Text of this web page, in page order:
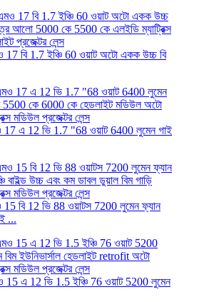
17 বি 1.7 ইঞ্চি 60 ওয়াট অটো একক উচ্চ বি
17 এ 12 ভি 1.7 "68 ওয়াট 6400 লুমেন গাই
15 বি 12 ভি 88 ওয়াটস 7200 লুমেন ফ্যান
...
15 এ 12 ভি 1.5 ইঞ্চি 76 ওয়াট 5200 লুমেন